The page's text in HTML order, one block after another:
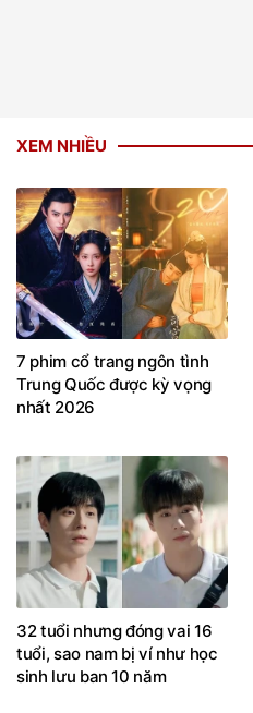
XEM NHIỀU
7 phim cổ trang ngôn tình
Trung Quốc được kỳ vọng
nhất 2026
32 tuổi nhưng đóng vai 16
tuổi, sao nam bị ví như học
sinh lưu ban 10 năm